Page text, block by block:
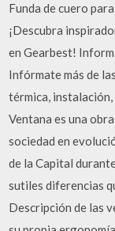
Funda de cuero
¡Descubra
en Gearbest!
Infórmate más de
térmica,
Ventana es una
sociedad en
de la Capital
sutiles diferencias
Descripción de las